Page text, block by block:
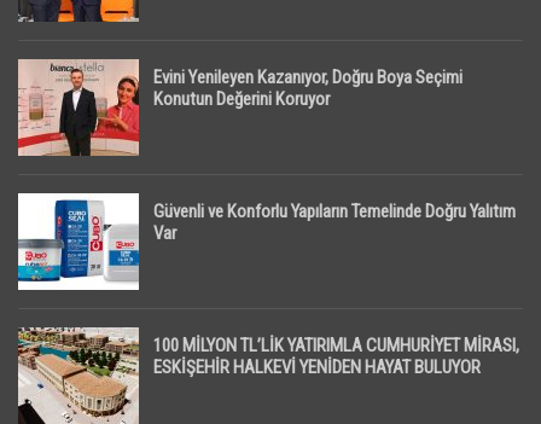
Evini Yenileyen Kazanıyor, Doğru Boya Seçimi
Konutun Değerini Koruyor
Güvenli ve Konforlu Yapıların Temelinde Doğru Yalıtım
Var
100 MİLYON TL’LİK YATIRIMLA CUMHURİYET MİRASI,
ESKİŞEHİR HALKEVİ YENİDEN HAYAT BULUYOR